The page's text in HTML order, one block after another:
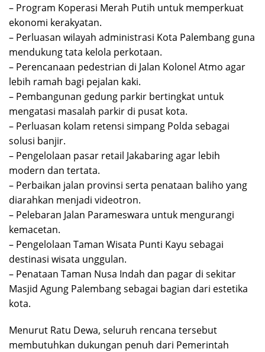
– Program Koperasi Merah Putih untuk memperkuat
ekonomi kerakyatan.
– Perluasan wilayah administrasi Kota Palembang guna
mendukung tata kelola perkotaan.
– Perencanaan pedestrian di Jalan Kolonel Atmo agar
lebih ramah bagi pejalan kaki.
– Pembangunan gedung parkir bertingkat untuk
mengatasi masalah parkir di pusat kota.
– Perluasan kolam retensi simpang Polda sebagai
solusi banjir.
– Pengelolaan pasar retail Jakabaring agar lebih
modern dan tertata.
– Perbaikan jalan provinsi serta penataan baliho yang
diarahkan menjadi videotron.
– Pelebaran Jalan Parameswara untuk mengurangi
kemacetan.
– Pengelolaan Taman Wisata Punti Kayu sebagai
destinasi wisata unggulan.
– Penataan Taman Nusa Indah dan pagar di sekitar
Masjid Agung Palembang sebagai bagian dari estetika
kota.
Menurut Ratu Dewa, seluruh rencana tersebut
membutuhkan dukungan penuh dari Pemerintah